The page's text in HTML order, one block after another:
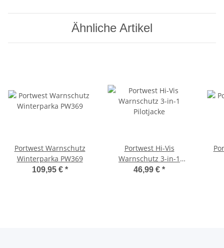
Ähnliche Artikel
Portwest Warnschutz
Winterparka PW369
109,95 € *
Portwest Hi-Vis
Warnschutz 3-in-1
Pilotjacke
46,99 € *